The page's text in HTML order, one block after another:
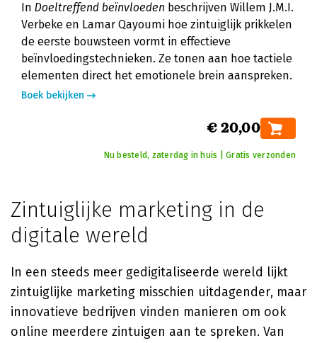
In Doeltreffend beïnvloeden beschrijven Willem J.M.I.
Verbeke en Lamar Qayoumi hoe zintuiglijk prikkelen
de eerste bouwsteen vormt in effectieve
beïnvloedingstechnieken. Ze tonen aan hoe tactiele
elementen direct het emotionele brein aanspreken.
Boek bekijken
€ 20,00
Nu besteld, zaterdag in huis | Gratis verzonden
Zintuiglijke marketing in de
digitale wereld
In een steeds meer gedigitaliseerde wereld lijkt
zintuiglijke marketing misschien uitdagender, maar
innovatieve bedrijven vinden manieren om ook
online meerdere zintuigen aan te spreken. Van